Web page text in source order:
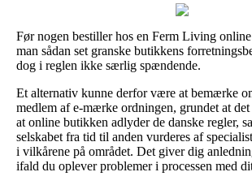
Før nogen bestiller hos en Ferm Living
man sådan set granske butikkens
dog i reglen ikke særlig spændende.
Et alternativ kunne derfor være at bemærke
medlem af e-mærke ordningen, grundet at
at online butikken adlyder de danske regler,
selskabet fra tid til anden vurderes af
i vilkårene på området. Det giver dig
ifald du oplever problemer i processen med